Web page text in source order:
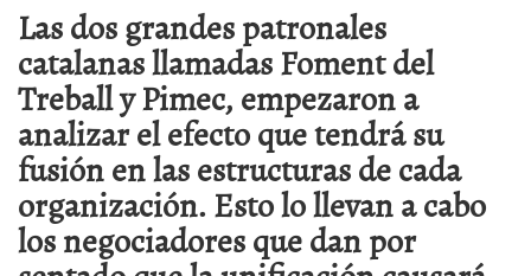
Las dos grandes patronales
catalanas llamadas Foment del
Treball y Pimec, empezaron a
analizar el efecto que tendrá su
fusión en las estructuras de cada
organización. Esto lo llevan a cabo
los negociadores que dan por